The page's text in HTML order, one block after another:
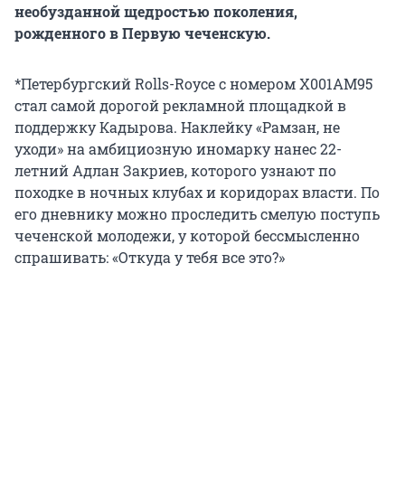
необузданной щедростью поколения,
рожденного в Первую чеченскую.
*Петербургский Rolls-Royce с номером Х001АМ95
стал самой дорогой рекламной площадкой в
поддержку Кадырова. Наклейку «Рамзан, не
уходи» на амбициозную иномарку нанес 22-
летний Адлан Закриев, которого узнают по
походке в ночных клубах и коридорах власти. По
его дневнику можно проследить смелую поступь
чеченской молодежи, у которой бессмысленно
спрашивать: «Откуда у тебя все это?»